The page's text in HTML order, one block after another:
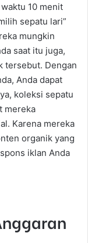
10 menit
sepatu lari”
mungkin
saat itu juga,
tersebut. Dengan
Anda dapat
koleksi sepatu
mereka
Karena mereka
organik yang
iklan Anda